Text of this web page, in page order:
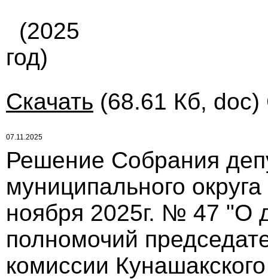
(2025
год)
Скачать (68.61 Кб, doc)
07.11.2025
Решение Собрания
муниципального
ноября 2025г. № 47 "О
полномочий
комиссии